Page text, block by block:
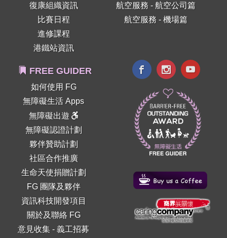
復康組織資訊
比賽日程
進修課程
港鐵站資訊
航空服務 - 航空公司篇
航空服務 - 機場篇
FREE GUIDER
如何使用 FG
無障礙生活 Apps
無障礙出遊
無障礙認證計劃
夥伴贊助計劃
社區合作推廣
生命天使捐贈計劃
FG 團隊及夥伴
資訊科技開發項目
關於及聯絡 FG
意見收集 -義工招募